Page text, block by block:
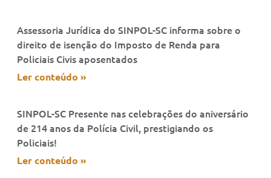
Assessoria Jurídica do SINPOL-SC informa sobre o
direito de isenção do Imposto de Renda para
Policiais Civis aposentados
Ler conteúdo »
SINPOL-SC Presente nas celebrações do aniversário
de 214 anos da Polícia Civil, prestigiando os
Policiais!
Ler conteúdo »